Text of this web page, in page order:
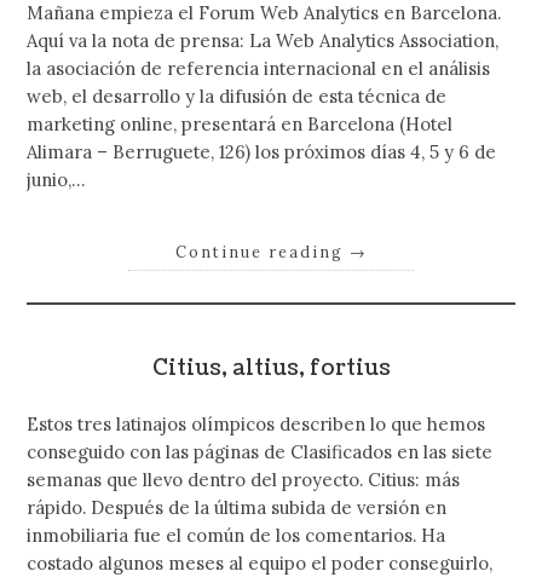
Mañana empieza el Forum Web Analytics en Barcelona.
Aquí va la nota de prensa: La Web Analytics Association,
la asociación de referencia internacional en el análisis
web, el desarrollo y la difusión de esta técnica de
marketing online, presentará en Barcelona (Hotel
Alimara – Berruguete, 126) los próximos días 4, 5 y 6 de
junio,…
Continue reading →
Citius, altius, fortius
Estos tres latinajos olímpicos describen lo que hemos
conseguido con las páginas de Clasificados en las siete
semanas que llevo dentro del proyecto. Citius: más
rápido. Después de la última subida de versión en
inmobiliaria fue el común de los comentarios. Ha
costado algunos meses al equipo el poder conseguirlo,